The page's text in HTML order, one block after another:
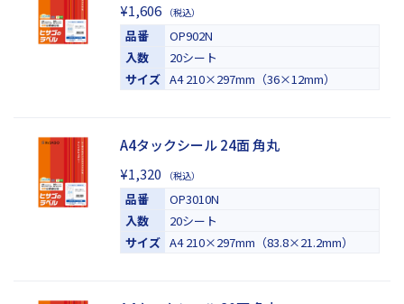
¥1,606
（税込）
品番
OP902N
入数
20シート
サイズ A4 210×297mm（36×12mm）
A4タックシール 24面 角丸
¥1,320
（税込）
品番
OP3010N
入数
20シート
サイズ A4 210×297mm（83.8×21.2mm）